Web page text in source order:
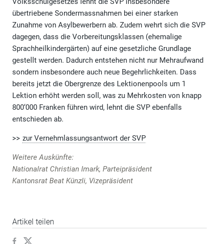
übertriebene Sondermassnahmen bei einer starken
Zunahme von Asylbewerbern ab. Zudem wehrt sich die SVP
dagegen, dass die Vorbereitungsklassen (ehemalige
Sprachheilkindergärten) auf eine gesetzliche Grundlage
gestellt werden. Dadurch entstehen nicht nur Mehraufwand
sondern insbesondere auch neue Begehrlichkeiten. Dass
bereits jetzt die Obergrenze des Lektionenpools um 1
Lektion erhöht werden soll, was zu Mehrkosten von knapp
800‘000 Franken führen wird, lehnt die SVP ebenfalls
entschieden ab.
>> zur Vernehmlassungsantwort der SVP
Weitere Auskünfte:
Nationalrat Christian Imark, Parteipräsident
Kantonsrat Beat Künzli, Vizepräsident
Artikel teilen